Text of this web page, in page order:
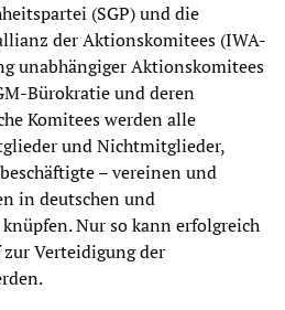
(SGP) und die
der Aktionskomitees (IWA-
unabhängiger Aktionskomitees
Bürokratie und deren
Komitees werden alle
und Nichtmitglieder,
– vereinen und
in deutschen und
Nur so kann erfolgreich
Verteidigung der